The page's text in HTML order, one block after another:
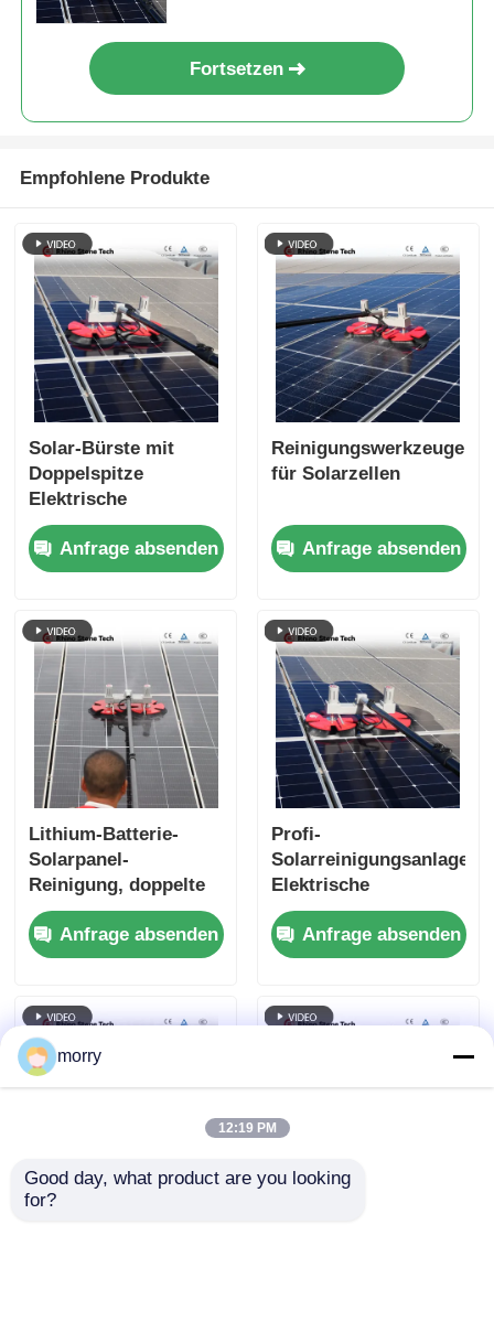
Fortsetzen
Empfohlene Produkte
Solar-Bürste mit
Doppelspitze
Elektrische
Photovoltaik-Module
Reinigungsroboter-
Bürste mit Solar-
Reinigungssystem-
Tools
Anfrage absenden
Reinigungswerkzeuge
für Solarzellen
Anfrage absenden
Lithium-Batterie-
Solarpanel-
Reinigung, doppelte
rotierende Bürste und
Teleskopstange für
PV-Dachanlagen
Anfrage absenden
Profi-
Solarreinigungsanlage
Elektrische
Photovoltaik-
Panelreinigung
Rotationsbürste
Anfrage absenden
morry
12:19 PM
Good day, what product are you looking
for?